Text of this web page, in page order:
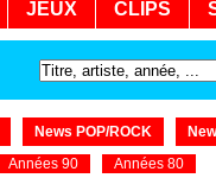
JEUX CLIPS
News POP/ROCK
Années 90 Années 80